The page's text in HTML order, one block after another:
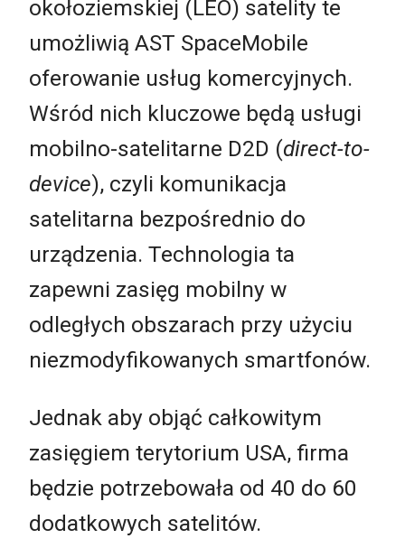
okołoziemskiej (LEO) satelity te
umożliwią AST SpaceMobile
oferowanie usług komercyjnych.
Wśród nich kluczowe będą usługi
mobilno-satelitarne D2D (direct-to-
device), czyli komunikacja
satelitarna bezpośrednio do
urządzenia. Technologia ta
zapewni zasięg mobilny w
odległych obszarach przy użyciu
niezmodyfikowanych smartfonów.
Jednak aby objąć całkowitym
zasięgiem terytorium USA, firma
będzie potrzebowała od 40 do 60
dodatkowych satelitów.